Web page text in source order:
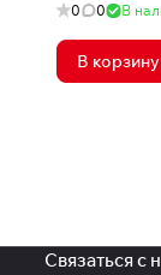
0 0 В
В корзину
Связаться с